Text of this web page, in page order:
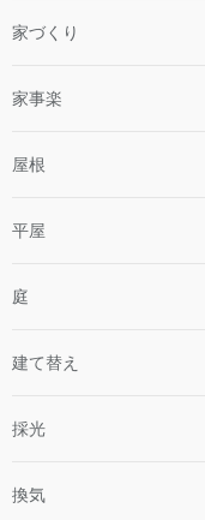
家づくり
家事楽
屋根
平屋
庭
建て替え
採光
換気